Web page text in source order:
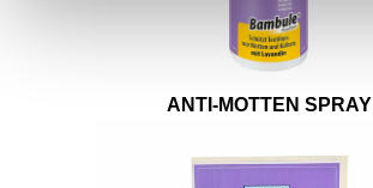
ANTI-MOTTEN SPRAY